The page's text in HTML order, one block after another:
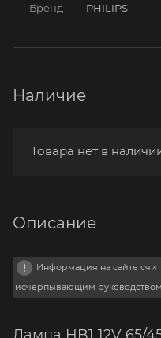
Бренд — PHILIPS
Наличие
Товара нет в
Описание
Информация на сайте
исчерпывающим руководством
Лампа HB1 12V 65/